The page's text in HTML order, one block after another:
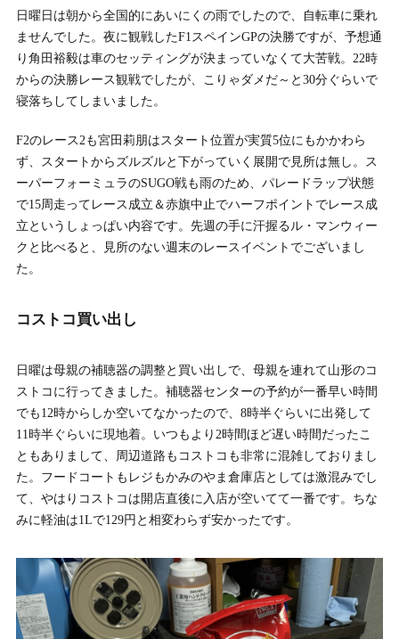
日曜日は朝から全国的にあいにくの雨でしたので、自転車に乗れ
ませんでした。夜に観戦したF1スペインGPの決勝ですが、予想通
り角田裕毅は車のセッティングが決まっていなくて大苦戦。22時
からの決勝レース観戦でしたが、こりゃダメだ～と30分ぐらいで
寝落ちしてしまいました。
F2のレース2も宮田莉朋はスタート位置が実質5位にもかかわら
ず、スタートからズルズルと下がっていく展開で見所は無し。ス
ーパーフォーミュラのSUGO戦も雨のため、パレードラップ状態
で15周走ってレース成立＆赤旗中止でハーフポイントでレース成
立というしょっぱい内容です。先週の手に汗握るル・マンウィー
クと比べると、見所のない週末のレースイベントでございまし
た。
コストコ買い出し
日曜は母親の補聴器の調整と買い出しで、母親を連れて山形のコ
ストコに行ってきました。補聴器センターの予約が一番早い時間
でも12時からしか空いてなかったので、8時半ぐらいに出発して
11時半ぐらいに現地着。いつもより2時間ほど遅い時間だったこ
ともありまして、周辺道路もコストコも非常に混雑しておりまし
た。フードコートもレジもかみのやま倉庫店としては激混みでし
て、やはりコストコは開店直後に入店が空いてて一番です。ちな
みに軽油は1Lで129円と相変わらず安かったです。